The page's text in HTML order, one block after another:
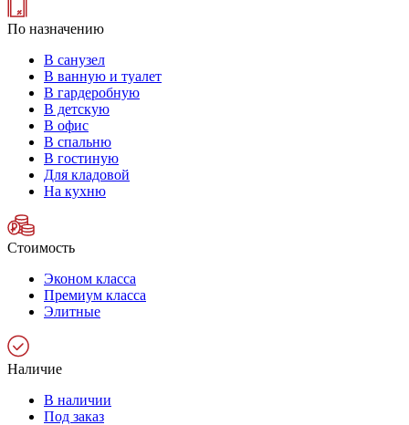
По назначению
В санузел
В ванную и туалет
В гардеробную
В детскую
В офис
В спальню
В гостиную
Для кладовой
На кухню
Стоимость
Эконом класса
Премиум класса
Элитные
Наличие
В наличии
Под заказ